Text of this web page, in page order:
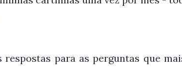
respostas para as perguntas que